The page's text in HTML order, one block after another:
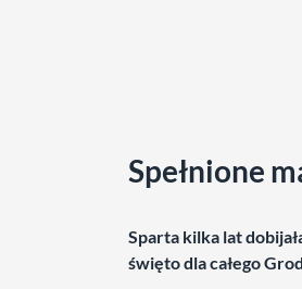
Spełnione
Sparta kilka lat
święto dla całego